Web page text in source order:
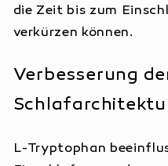
die Zeit bis zum
verkürzen können.
Verbesserung
L-Tryptophan